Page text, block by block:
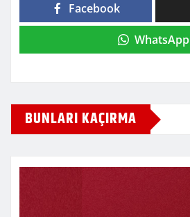
Facebook
WhatsApp
BUNLARI KAÇIRMA